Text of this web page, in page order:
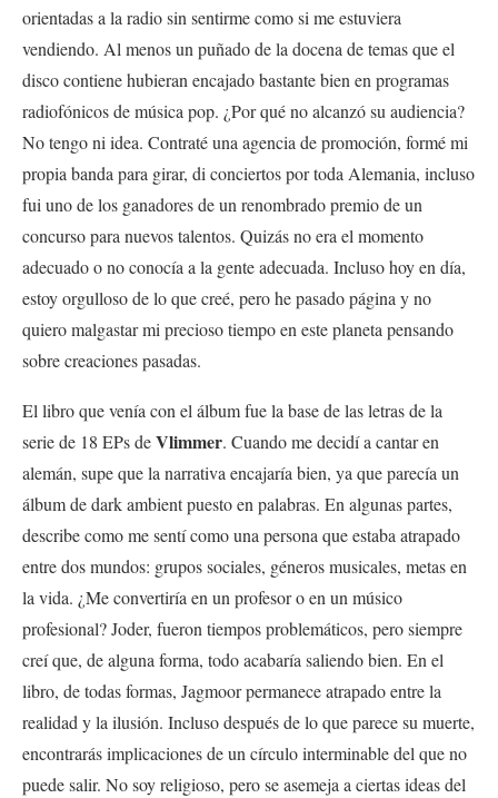
orientadas a la radio sin sentirme como si me estuviera
vendiendo. Al menos un puñado de la docena de temas que el
disco contiene hubieran encajado bastante bien en programas
radiofónicos de música pop. ¿Por qué no alcanzó su audiencia?
No tengo ni idea. Contraté una agencia de promoción, formé mi
propia banda para girar, di conciertos por toda Alemania, incluso
fui uno de los ganadores de un renombrado premio de un
concurso para nuevos talentos. Quizás no era el momento
adecuado o no conocía a la gente adecuada. Incluso hoy en día,
estoy orgulloso de lo que creé, pero he pasado página y no
quiero malgastar mi precioso tiempo en este planeta pensando
sobre creaciones pasadas.
El libro que venía con el álbum fue la base de las letras de la
serie de 18 EPs deVlimmer. Cuando me decidí a cantar en
alemán, supe que la narrativa encajaría bien, ya que parecía un
álbum de dark ambient puesto en palabras. En algunas partes,
describe como me sentí como una persona que estaba atrapado
entre dos mundos: grupos sociales, géneros musicales, metas en
la vida. ¿Me convertiría en un profesor o en un músico
profesional? Joder, fueron tiempos problemáticos, pero siempre
creí que, de alguna forma, todo acabaría saliendo bien. En el
libro, de todas formas, Jagmoor permanece atrapado entre la
realidad y la ilusión. Incluso después de lo que parece su muerte,
encontrarás implicaciones de un círculo interminable del que no
puede salir. No soy religioso, pero se asemeja a ciertas ideas del